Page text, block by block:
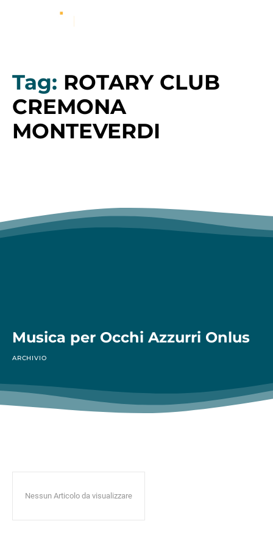
Tag: ROTARY CLUB
CREMONA
MONTEVERDI
Musica per Occhi Azzurri Onlus
ARCHIVIO
Nessun Articolo da visualizzare